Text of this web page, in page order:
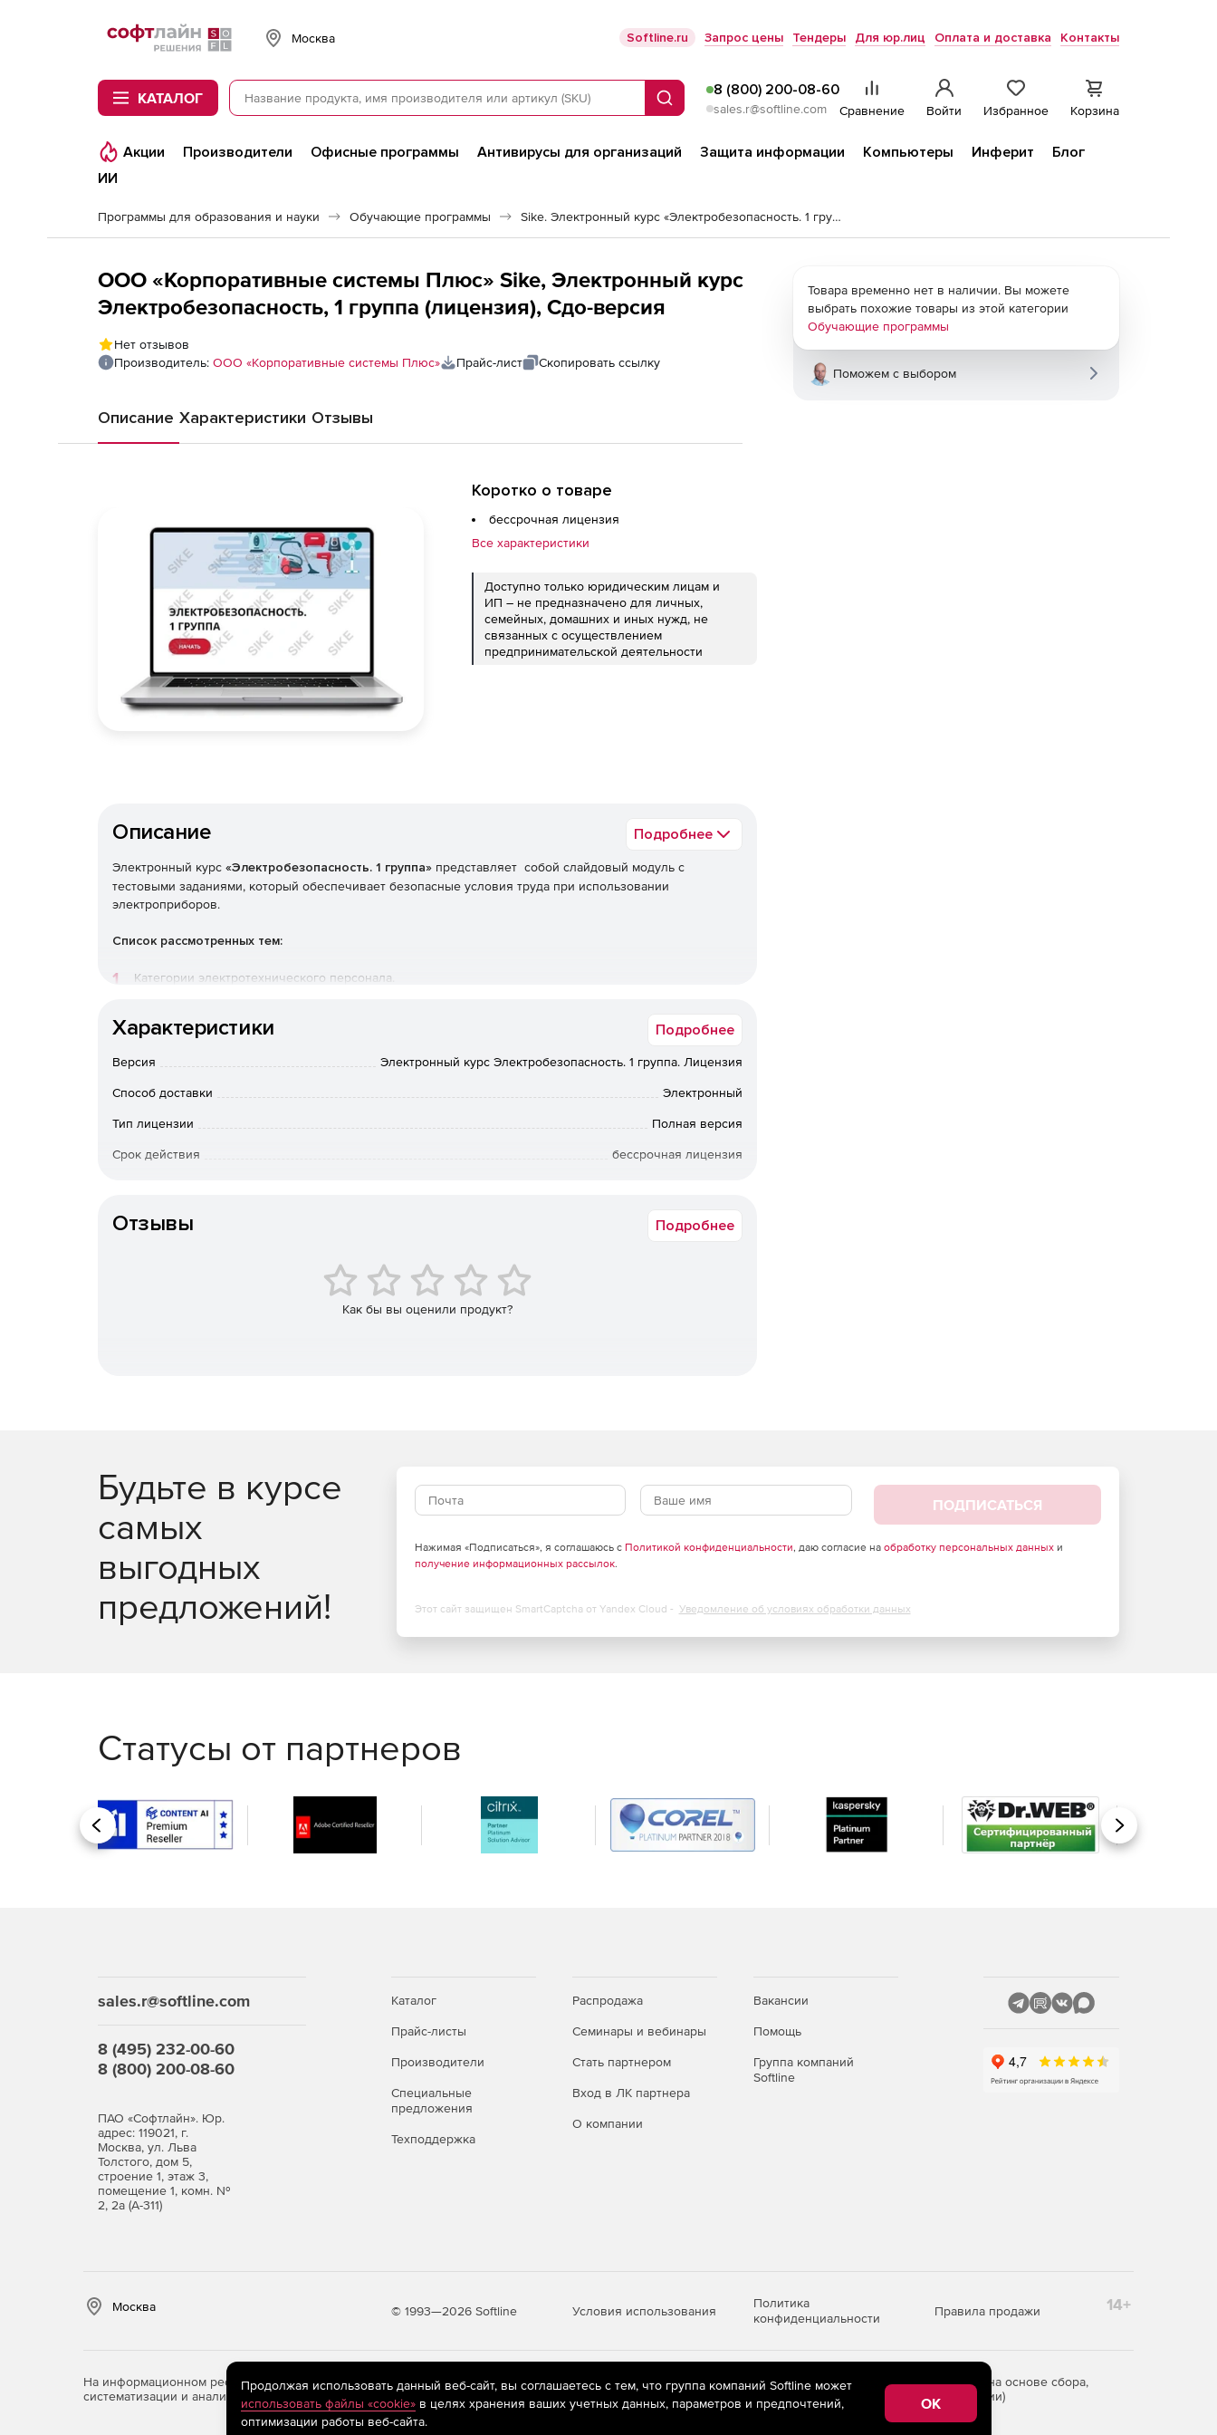
Softline
Москва Softline.ru Запрос цены Тендеры Для юр.лиц Оплата и доставка Контакты
КАТАЛОГ Поиск
8 (800) 200-08-60
sales.r@softline.com Сравнение Войти Избранное Корзина
Акции Производители Офисные программы Антивирусы для организаций Защита информации Компьютеры Инферит
Блог
ИИ
Программы для образования и науки Обучающие программы Sike. Электронный курс «Электробезопасность. 1 группа»
ООО «Корпоративные системы Плюс» Sike, Электронный курс
Электробезопасность, 1 группа (лицензия), Сдо-версия
Нет отзывов
Производитель: ООО «Корпоративные системы Плюс» Прайс-лист Скопировать ссылку
Описание Характеристики Отзывы
Коротко о товаре
бессрочная лицензия
Все характеристики
Доступно только юридическим лицам и
ИП – не предназначено для личных,
семейных, домашних и иных нужд, не
связанных с осуществлением
предпринимательской деятельности
Описание Подробнее
Электронный курс «Электробезопасность. 1 группа» представляет собой слайдовый модуль с
тестовыми заданиями, который обеспечивает безопасные условия труда при использовании
электроприборов.
Список рассмотренных тем:
Категории электротехнического персонала.
Периодичность очередной проверки знаний.
Общие требования.
Виды поражения электрическим током.
Внешние признаки неисправности электрических устройств.
Порядок оказания первой помощи пострадавшим от действия тока.
Меры первой помощи.
Правила определения признаков клинической смерти.
Правила проведения непрямого массажа сердца и безвентиляционной реанимации.
Характеристики Подробнее
Версия Электронный курс Электробезопасность. 1 группа. Лицензия
Способ доставки Электронный
Тип лицензии Полная версия
Срок действия бессрочная лицензия
Отзывы Подробнее
Как бы вы оценили продукт?
Товара временно нет в наличии. Вы можете
выбрать похожие товары из этой категории
Обучающие программы
Поможем с выбором
Будьте в курсе
самых
выгодных
предложений!
ПОДПИСАТЬСЯ
Нажимая «Подписаться», я соглашаюсь с Политикой конфиденциальности, даю согласие на обработку персональных данныхи
получение информационных рассылок.
Этот сайт защищен SmartCaptcha от Yandex Cloud - Уведомление об условиях обработки данных
Статусы от партнеров
Назад Вперед
sales.r@softline.com
8 (495) 232-00-60
8 (800) 200-08-60
ПАО «Софтлайн». Юр.
адрес: 119021, г.
Москва, ул. Льва
Толстого, дом 5,
строение 1, этаж 3,
помещение 1, комн. №
2, 2а (А-311)
Каталог
Прайс-листы
Производители
Специальные
предложения
Техподдержка
Распродажа
Семинары и вебинары
Стать партнером
Вход в ЛК партнера
О компании
Вакансии
Помощь
Группа компаний
Softline
Москва © 1993—2026 Softline Условия использования
Политика
конфиденциальности
Правила продажи 14+
На информационном ресурсе store.softline.ru применяютсярекомендательные технологии(информационные технологии предоставления информации на основе сбора,
систематизации и анализа сведений, относящихся к предпочтениям пользователей сети «Интернет», находящихся на территории Российской Федерации)
Продолжая использовать данный веб-сайт, вы соглашаетесь с тем, что группа компаний Softline может
использовать файлы «cookie»в целях хранения ваших учетных данных, параметров и предпочтений,
оптимизации работы веб-сайта.
OK